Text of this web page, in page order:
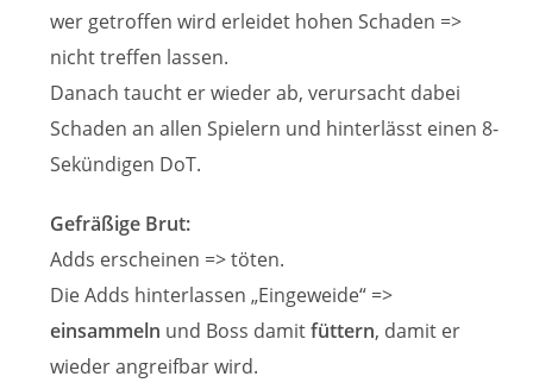
wer getroffen wird erleidet hohen Schaden =>
nicht treffen lassen.
Danach taucht er wieder ab, verursacht dabei
Schaden an allen Spielern und hinterlässt einen 8-
Sekündigen DoT.
Gefräßige Brut:
Adds erscheinen => töten.
Die Adds hinterlassen „Eingeweide“ =>
einsammeln und Boss damitfüttern, damit er
wieder angreifbar wird.